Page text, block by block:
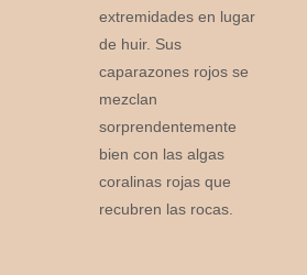
extremidades en lugar
de huir. Sus
caparazones rojos se
mezclan
sorprendentemente
bien con las algas
coralinas rojas que
recubren las rocas.